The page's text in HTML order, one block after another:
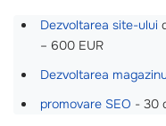
Dezvoltarea site-ului
– 600 EUR
Dezvoltarea
promovare SEO - 30